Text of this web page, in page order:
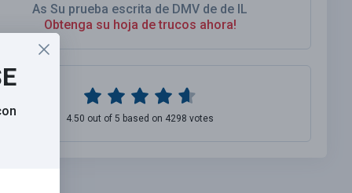
As Su prueba escrita de DMV de de IL
Obtenga su hoja de trucos ahora!
4.50 out of 5 based on 4298 votes